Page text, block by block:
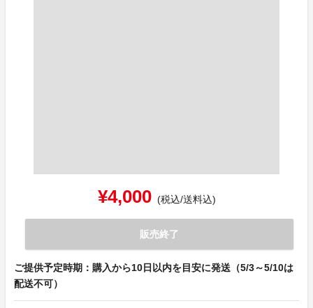
¥4,000 (税込/送料込)
販売終了
ご提供予定時期：購入から10日以内を目安に発送（5/3～5/10は
配送不可）